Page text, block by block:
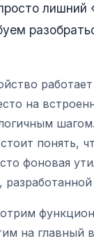
на
понять,
фоновая
на главный